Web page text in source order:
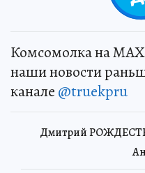
Комсомолка на
наши новости
канале @truekpru
Дмитрий